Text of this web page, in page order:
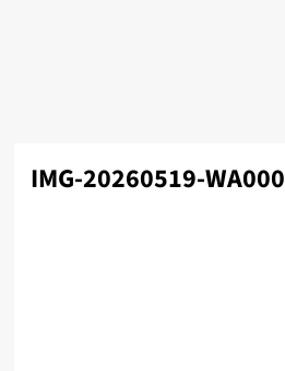
IMG-20260519-